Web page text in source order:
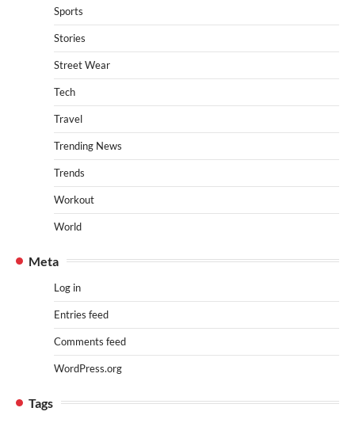
Sports
Stories
Street Wear
Tech
Travel
Trending News
Trends
Workout
World
Meta
Log in
Entries feed
Comments feed
WordPress.org
Tags